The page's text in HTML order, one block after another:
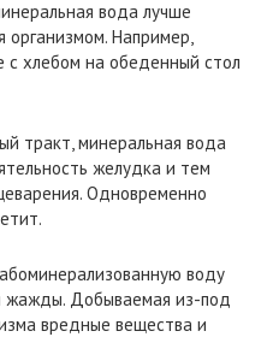
вода лучше
организмом. Например,
с хлебом на обеденный стол
тракт, минеральная вода
желудка и тем
Одновременно
воду
жажды. Добываемая из-под
вредные вещества и